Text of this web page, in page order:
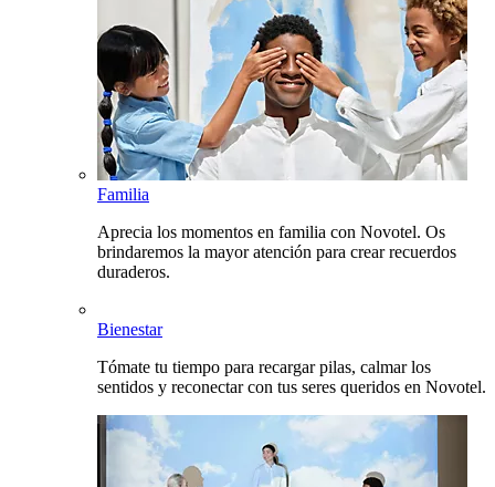
Familia
Aprecia los momentos en familia con Novotel. Os
brindaremos la mayor atención para crear recuerdos
duraderos.
Bienestar
Tómate tu tiempo para recargar pilas, calmar los
sentidos y reconectar con tus seres queridos en Novotel.